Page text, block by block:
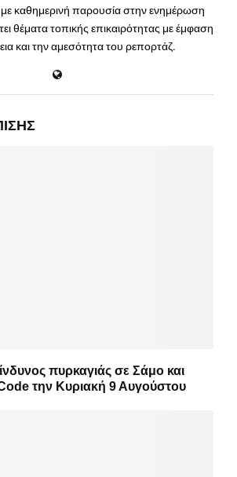
καθημερινή παρουσία στην ενημέρωση
θέματα τοπικής επικαιρότητας με έμφαση
και την αμεσότητα του ρεπορτάζ.
πυρκαγιάς σε Σάμο και
Code την Κυριακή 9 Αυγούστου